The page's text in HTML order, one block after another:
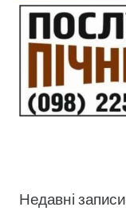
Недавні записи